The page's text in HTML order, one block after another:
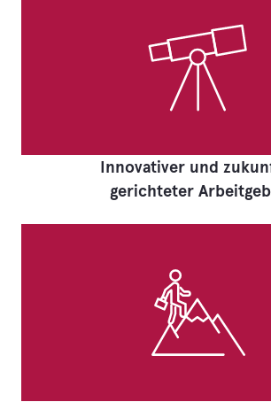
Innovativer und
gerichteter